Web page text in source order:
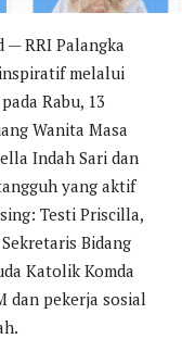
— RRI Palangka
melalui
Rabu, 13
Wanita Masa
Indah Sari dan
yang aktif
Testi Priscilla,
Bidang
Katolik Komda
dan pekerja sosial